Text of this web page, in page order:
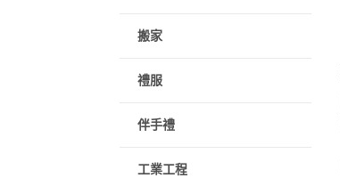
搬家
禮服
伴手禮
工業工程